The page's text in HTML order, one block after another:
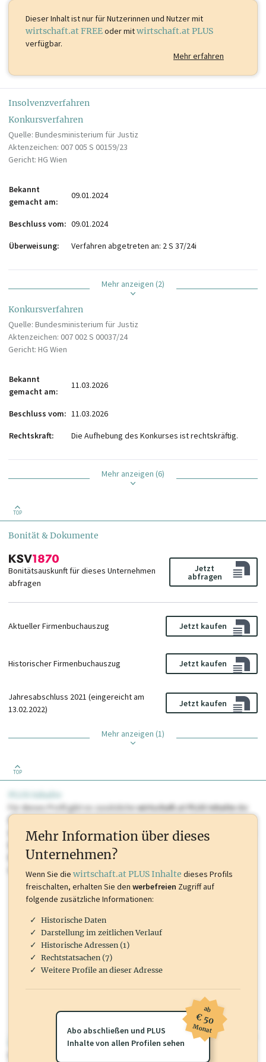
Dieser Inhalt istnur für Nutzerinnen und Nutzer mit
wirtschaft.at FREEoder mitwirtschaft.at PLUS
verfügbar.
Mehr erfahren
Insolvenzverfahren
Konkursverfahren
Quelle: Bundesministerium für Justiz
Aktenzeichen: 007 005 S 00159/23
Gericht: HG Wien
Bekannt
gemacht am
09.01.2024
Beschluss vom 09.01.2024
Überweisung Verfahren abgetreten an: 2 S 37/24i
Mehr anzeigen (2)
Konkursverfahren
Quelle: Bundesministerium für Justiz
Aktenzeichen: 007 002 S 00037/24
Gericht: HG Wien
Bekannt
gemacht am
11.03.2026
Beschluss vom 11.03.2026
Rechtskraft Die Aufhebung des Konkurses ist rechtskräftig.
Mehr anzeigen (6)
TOP
Bonität & Dokumente
Bonitätsauskunft für dieses Unternehmen
abfragen
Jetzt
abfragen
Aktueller Firmenbuchauszug Jetzt kaufen
Historischer Firmenbuchauszug Jetzt kaufen
Jahresabschluss 2021 (eingereicht am
13.02.2022)
Jetzt kaufen
Mehr anzeigen (1)
TOP
Für dieses Profil gibt es zusätzlichewirtschaft.at PLUS Inhaltedie
Sie momentan nicht einsehen können. Schalten Sie dieses Profil frei
oder loggen Sie sich ein um diese Inhalte zu sehen. wirtschaft.at PLUS
Marken, Patente, Rechtstatsachen, OTS-Aussendungen, und viele
mehr.
wirtschaft.at PLUS
Mehr Information über dieses
Unternehmen?
Wenn Sie die wirtschaft.at PLUS Inhalte dieses Profils
freischalten, erhalten Sie den werbefreien Zugriff auf
folgende zusätzliche Informationen:
Historische Daten
Darstellung im zeitlichen Verlauf
Historische Adressen (1)
Rechtstatsachen (7)
Weitere Profile an dieser Adresse
Abo abschließen und PLUS
Inhalte von allen Profilen sehen
ab
€ 50
Monat